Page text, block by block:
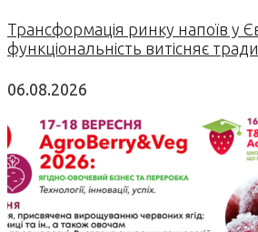
Трансформація ринку напоїв у
функціональність витісняє
06.08.2026